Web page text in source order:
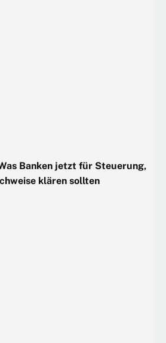
Banken jetzt für Steuerung,
klären sollten